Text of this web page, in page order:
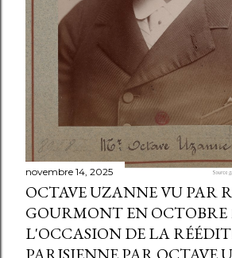
novembre 14, 2025
OCTAVE UZANNE VU PAR
GOURMONT EN OCTOBRE
L'OCCASION DE LA
PARISIENNE PAR OCTAVE